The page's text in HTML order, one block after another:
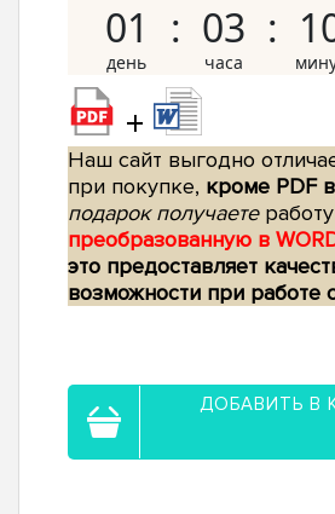
01 03
+
Наш сайт выгодно
при покупке, кроме PDF
подарок получаетеработу
преобразованную в
это предоставляет
возможности при работе
ДОБАВИТЬ В